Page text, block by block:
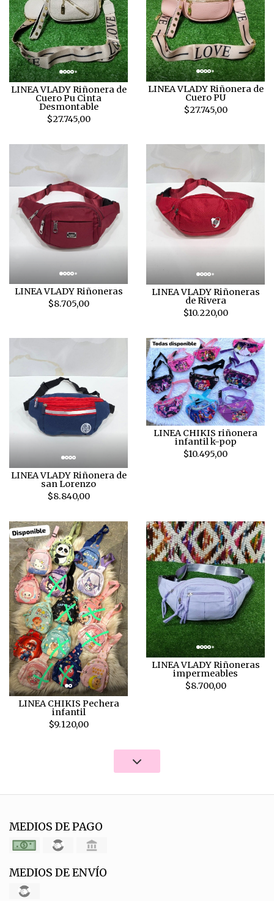
LINEA VLADY Riñonera de
Cuero Pu Cinta
Desmontable
$27.745,00
LINEA VLADY Riñonera de
Cuero PU
$27.745,00
LINEA VLADY Riñoneras
$8.705,00
LINEA VLADY Riñoneras
de Rivera
$10.220,00
LINEA VLADY Riñonera de
san Lorenzo
$8.840,00
LINEA CHIKIS riñonera
infantil k-pop
$10.495,00
LINEA CHIKIS Pechera
infantil
$9.120,00
LINEA VLADY Riñoneras
impermeables
$8.700,00
MEDIOS DE PAGO
MEDIOS DE ENVÍO